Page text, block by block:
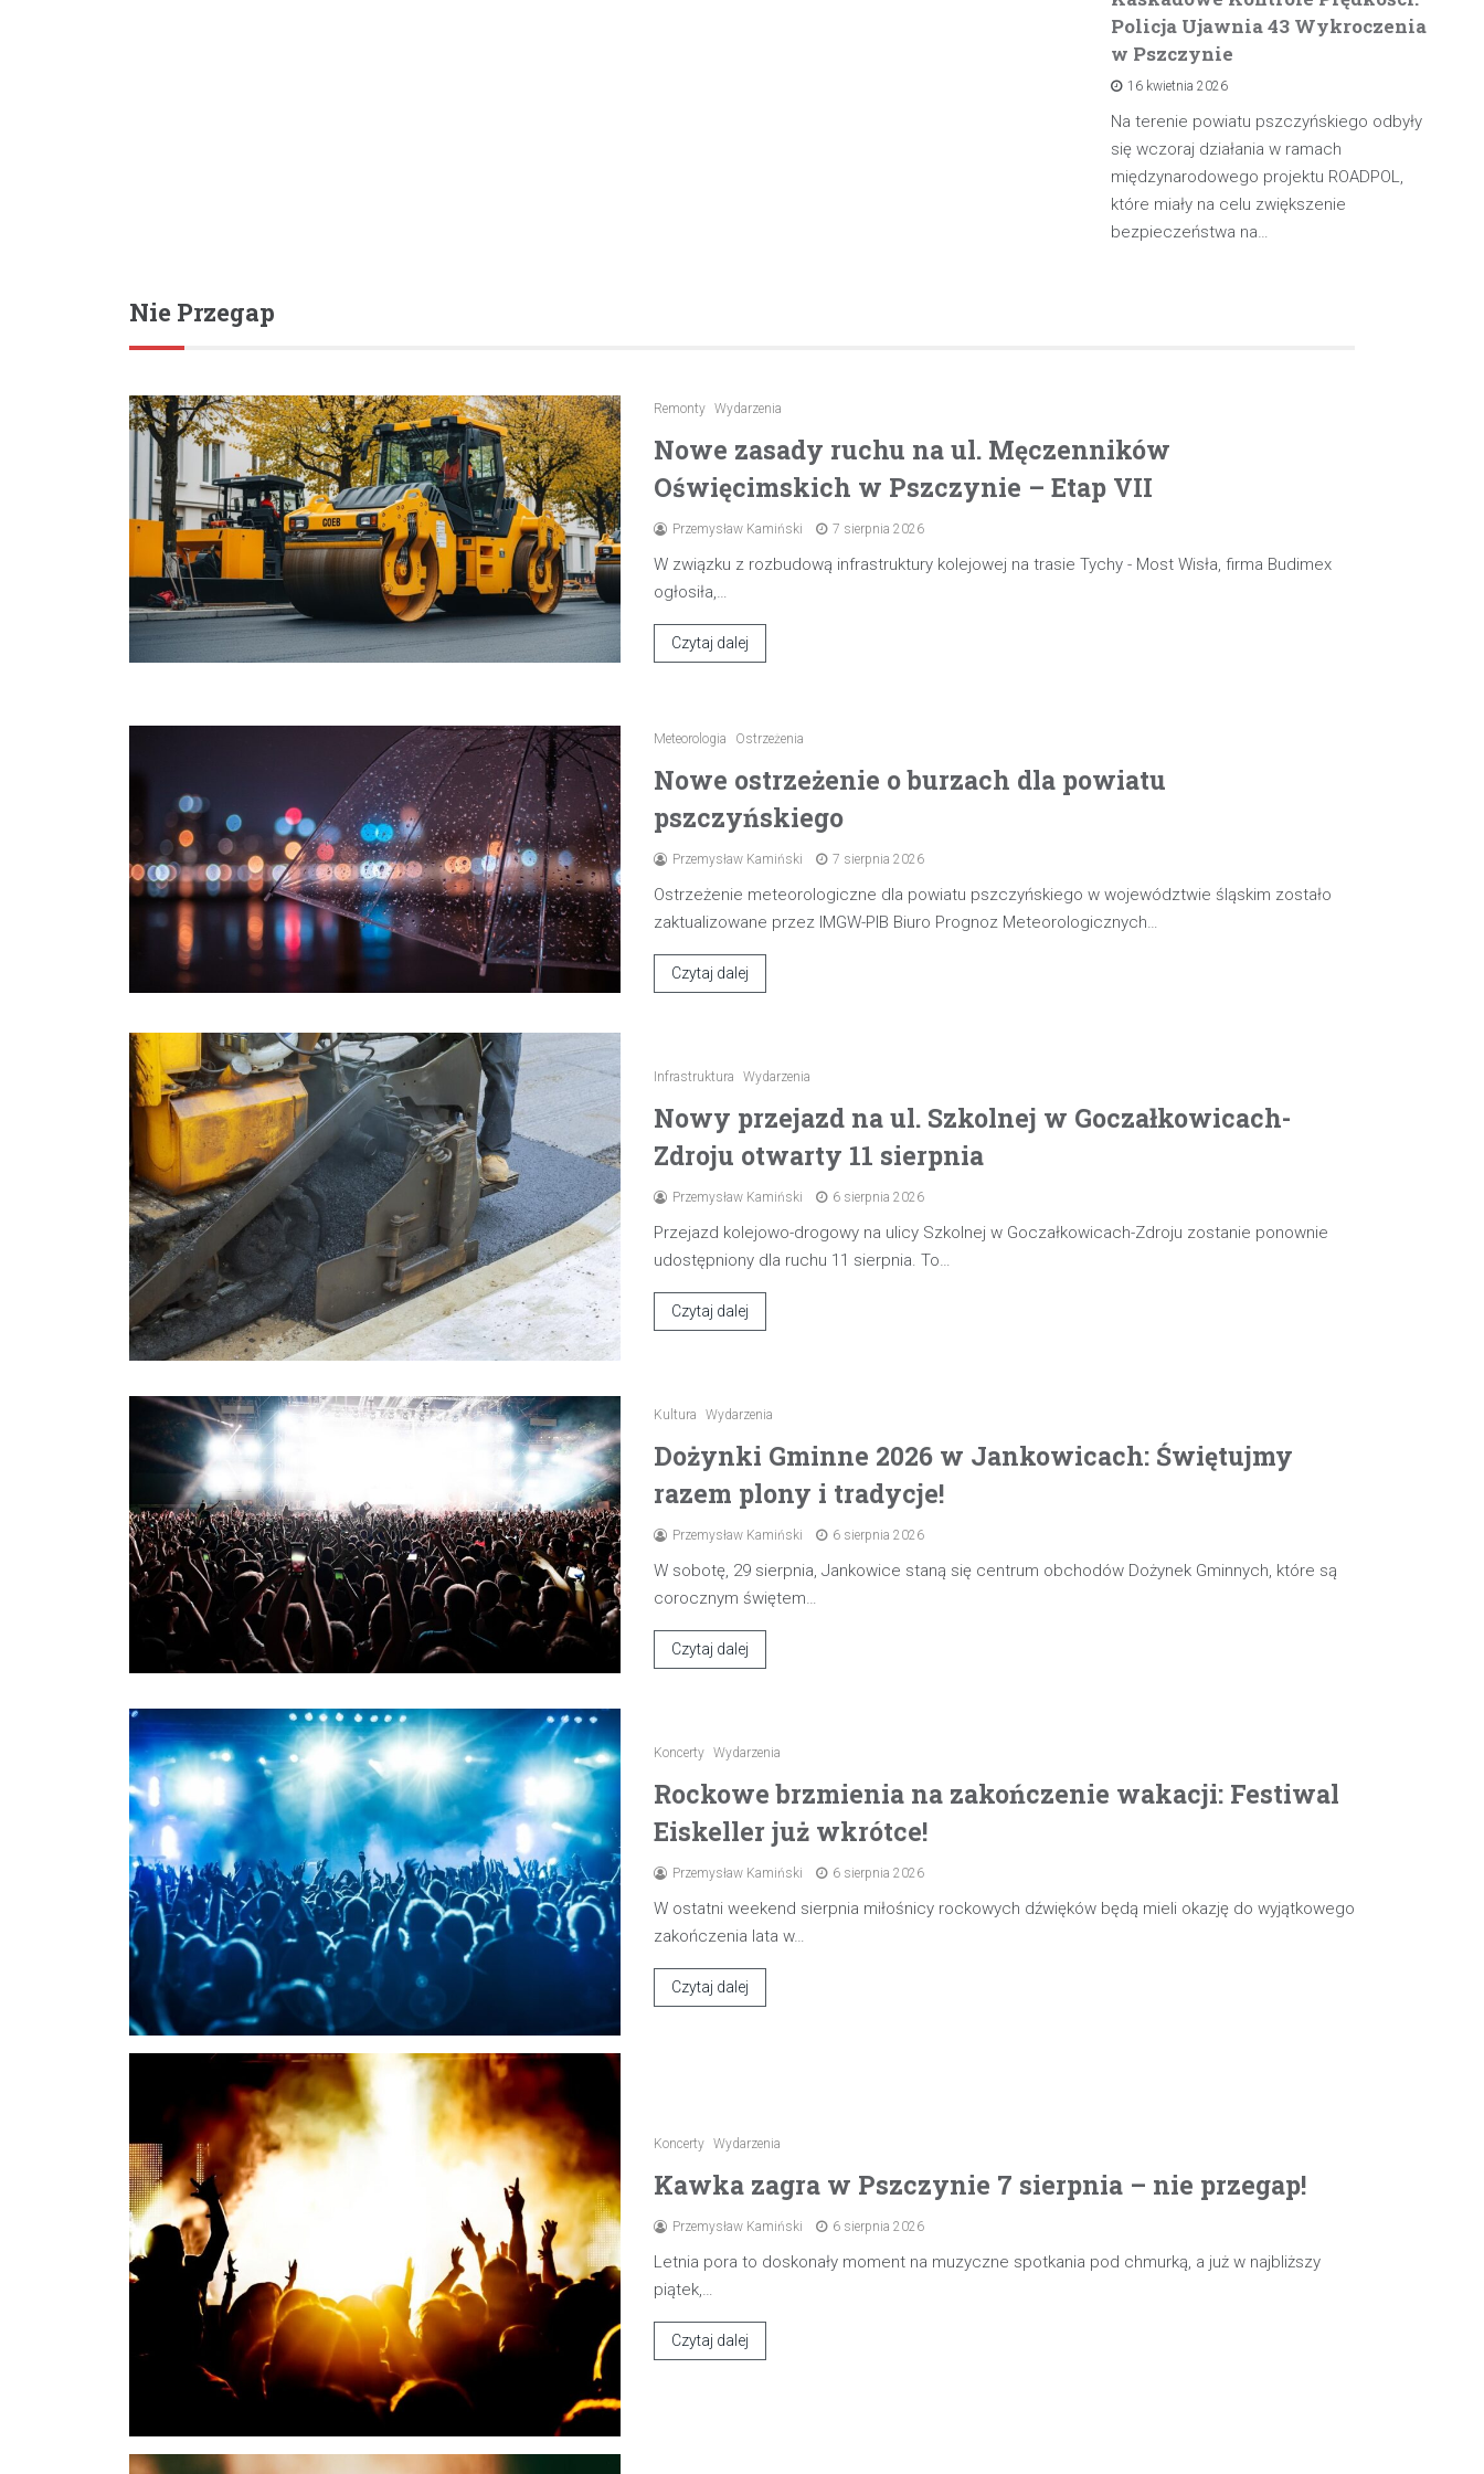
Policja Ujawnia 43 Wykroczenia
w Pszczynie
16 kwietnia 2026
Na terenie powiatu pszczyńskiego odbyły
się wczoraj działania w ramach
międzynarodowego projektu ROADPOL,
które miały na celu zwiększenie
bezpieczeństwa na…
Nie Przegap
Remonty Wydarzenia
Nowe zasady ruchu na ul. Męczenników
Oświęcimskich w Pszczynie – Etap VII
Przemysław Kamiński 7 sierpnia 2026
W związku z rozbudową infrastruktury kolejowej na trasie Tychy - Most Wisła, firma Budimex
ogłosiła,…
Czytaj dalej
Meteorologia Ostrzeżenia
Nowe ostrzeżenie o burzach dla powiatu
pszczyńskiego
Przemysław Kamiński 7 sierpnia 2026
Ostrzeżenie meteorologiczne dla powiatu pszczyńskiego w województwie śląskim zostało
zaktualizowane przez IMGW-PIB Biuro Prognoz Meteorologicznych…
Czytaj dalej
Infrastruktura Wydarzenia
Nowy przejazd na ul. Szkolnej w Goczałkowicach-
Zdroju otwarty 11 sierpnia
Przemysław Kamiński 6 sierpnia 2026
Przejazd kolejowo-drogowy na ulicy Szkolnej w Goczałkowicach-Zdroju zostanie ponownie
udostępniony dla ruchu 11 sierpnia. To…
Czytaj dalej
Kultura Wydarzenia
Dożynki Gminne 2026 w Jankowicach: Świętujmy
razem plony i tradycje!
Przemysław Kamiński 6 sierpnia 2026
W sobotę, 29 sierpnia, Jankowice staną się centrum obchodów Dożynek Gminnych, które są
corocznym świętem…
Czytaj dalej
Koncerty Wydarzenia
Rockowe brzmienia na zakończenie wakacji: Festiwal
Eiskeller już wkrótce!
Przemysław Kamiński 6 sierpnia 2026
W ostatni weekend sierpnia miłośnicy rockowych dźwięków będą mieli okazję do wyjątkowego
zakończenia lata w…
Czytaj dalej
Koncerty Wydarzenia
Kawka zagra w Pszczynie 7 sierpnia – nie przegap!
Przemysław Kamiński 6 sierpnia 2026
Letnia pora to doskonały moment na muzyczne spotkania pod chmurką, a już w najbliższy
piątek,…
Czytaj dalej